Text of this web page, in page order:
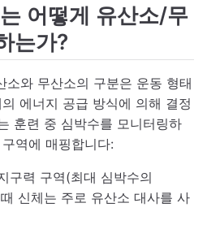
어떻게 유산소/무
는가?
소와 무산소의 구분은 운동 형태
에너지 공급 방식에 의해 결정
훈련 중 심박수를 모니터링하
역에 매핑합니다:
구력 구역(최대 심박수의
신체는 주로 유산소 대사를 사